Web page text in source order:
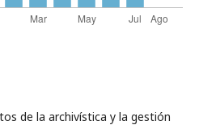
de la archivística y la gestión